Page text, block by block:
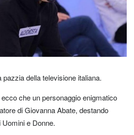
pazzia della televisione italiana.
che un personaggio enigmatico
di Giovanna Abate, destando
e Donne.